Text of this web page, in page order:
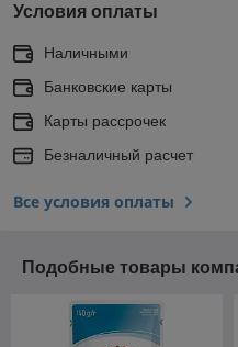
Условия оплаты
Наличными
Банковские карты
Карты рассрочек
Безналичный расчет
Все условия оплаты
Подобные товары